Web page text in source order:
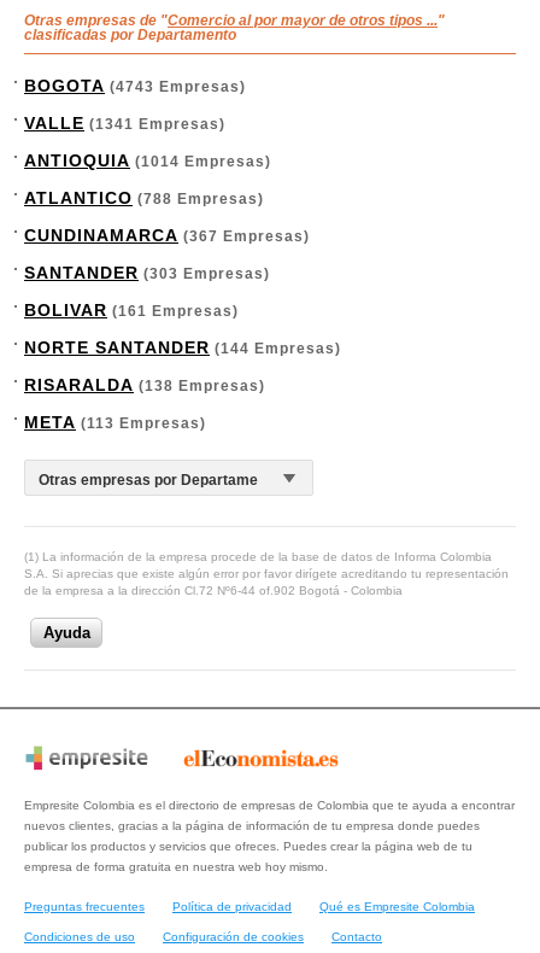
Otras empresas de "Comercio al por mayor de otros tipos ..."
clasificadas por Departamento
BOGOTA (4743 Empresas)
VALLE (1341 Empresas)
ANTIOQUIA (1014 Empresas)
ATLANTICO (788 Empresas)
CUNDINAMARCA (367 Empresas)
SANTANDER (303 Empresas)
BOLIVAR (161 Empresas)
NORTE SANTANDER (144 Empresas)
RISARALDA (138 Empresas)
META (113 Empresas)
(1) La información de la empresa procede de la base de datos de Informa Colombia
S.A. Si aprecias que existe algún error por favor dirígete acreditando tu representación
de la empresa a la dirección Cl.72 Nº6-44 of.902 Bogotá - Colombia
Ayuda
Empresite Colombia es el directorio de empresas de Colombia que te ayuda a encontrar
nuevos clientes, gracias a la página de información de tu empresa donde puedes
publicar los productos y servicios que ofreces. Puedes crear la página web de tu
empresa de forma gratuita en nuestra web hoy mismo.
Preguntas frecuentes Política de privacidad Qué es Empresite Colombia
Condiciones de uso Configuración de cookies Contacto